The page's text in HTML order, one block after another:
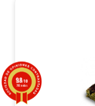
9.8/10
786 notas